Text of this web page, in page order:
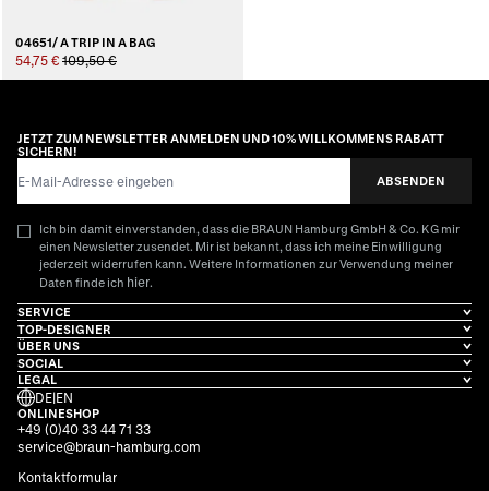
04651/ A TRIP IN A BAG
54,75 € 109,50 €
JETZT ZUM NEWSLETTER ANMELDEN UND 10% WILLKOMMENS RABATT
SICHERN!
ABSENDEN
Ich bin damit einverstanden, dass die BRAUN Hamburg GmbH & Co. KG mir
einen Newsletter zusendet. Mir ist bekannt, dass ich meine Einwilligung
jederzeit widerrufen kann. Weitere Informationen zur Verwendung meiner
Daten finde ich hier
SERVICE
TOP-DESIGNER
ÜBER UNS
SOCIAL
LEGAL
DE|EN
ONLINESHOP
+49 (0)40 33 44 71 33
service@braun-hamburg.com
Kontaktformular